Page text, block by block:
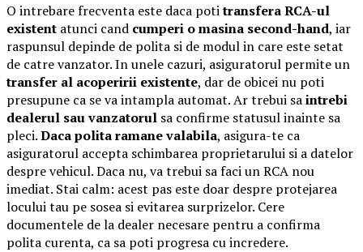
O intrebare frecventa este daca potitransfera RCA-ul
existent atunci cand cumperi o masina second-hand, iar
raspunsul depinde de polita si de modul in care este setat
de catre vanzator. In unele cazuri, asiguratorul permite un
transfer al acoperirii existente, dar de obicei nu poti
presupune ca se va intampla automat. Ar trebui saintrebi
dealerul sau vanzatorul sa confirme statusul inainte sa
pleci.Daca polita ramane valabila, asigura-te ca
asiguratorul accepta schimbarea proprietarului si a datelor
despre vehicul. Daca nu, va trebui sa faci un RCA nou
imediat. Stai calm: acest pas este doar despre protejarea
locului tau pe sosea si evitarea surprizelor. Cere
documentele de la dealer necesare pentru a confirma
polita curenta, ca sa poti progresa cu incredere.